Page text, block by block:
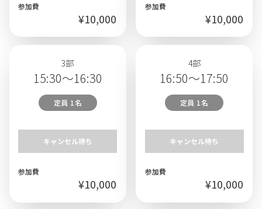
参加費
¥10,000
参加費
¥10,000
3部
15:30～16:30
定員 1名
キャンセル待ち
参加費
¥10,000
4部
16:50～17:50
定員 1名
キャンセル待ち
参加費
¥10,000